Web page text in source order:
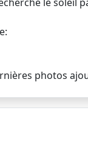
photos